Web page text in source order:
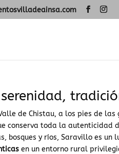
de Chistau, a los pies de
conserva toda la autenticidad
bosques y ríos, Saravillo es un
en un entorno rural